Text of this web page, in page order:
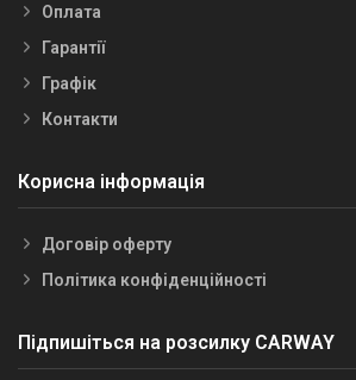
Оплата
Гарантії
Графік
Контакти
Корисна інформація
Договір оферту
Політика конфіденційності
Підпишіться на розсилку CARWAY